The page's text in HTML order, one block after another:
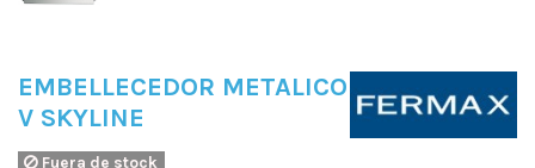
EMBELLECEDOR METALICO
V SKYLINE
Fuera de stock